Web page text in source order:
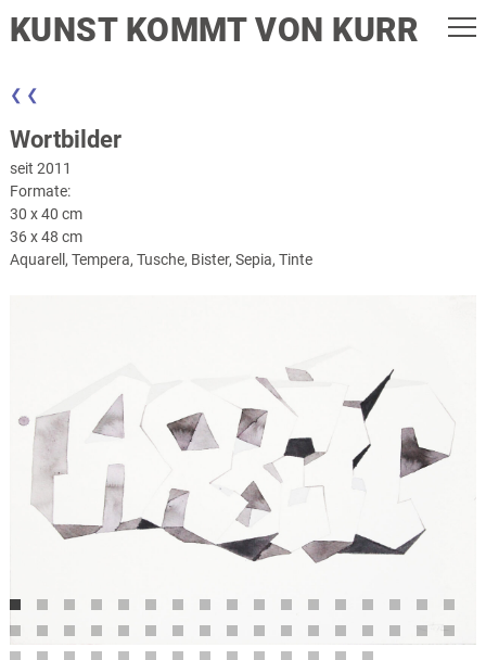
KUNST KOMMT VON KURR
❮ ❮
Wortbilder
seit 2011
Formate:
30 x 40 cm
36 x 48 cm
Aquarell, Tempera, Tusche, Bister, Sepia, Tinte